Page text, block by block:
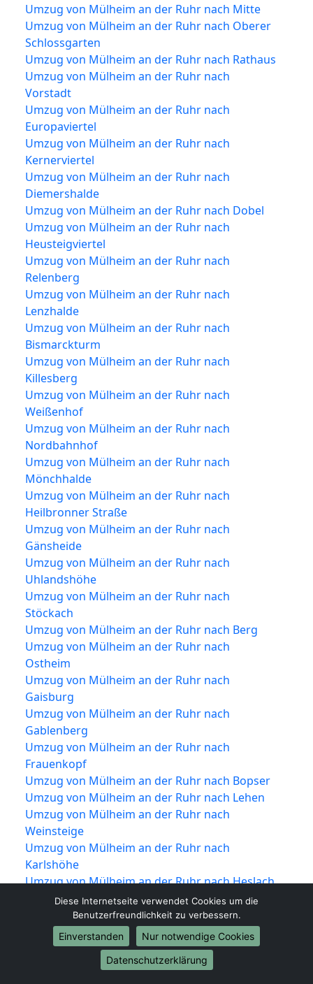
Umzug von Mülheim an der Ruhr nach Mitte
Umzug von Mülheim an der Ruhr nach Oberer
Schlossgarten
Umzug von Mülheim an der Ruhr nach Rathaus
Umzug von Mülheim an der Ruhr nach
Vorstadt
Umzug von Mülheim an der Ruhr nach
Europaviertel
Umzug von Mülheim an der Ruhr nach
Kernerviertel
Umzug von Mülheim an der Ruhr nach
Diemershalde
Umzug von Mülheim an der Ruhr nach Dobel
Umzug von Mülheim an der Ruhr nach
Heusteigviertel
Umzug von Mülheim an der Ruhr nach
Relenberg
Umzug von Mülheim an der Ruhr nach
Lenzhalde
Umzug von Mülheim an der Ruhr nach
Bismarckturm
Umzug von Mülheim an der Ruhr nach
Killesberg
Umzug von Mülheim an der Ruhr nach
Weißenhof
Umzug von Mülheim an der Ruhr nach
Nordbahnhof
Umzug von Mülheim an der Ruhr nach
Mönchhalde
Umzug von Mülheim an der Ruhr nach
Heilbronner Straße
Umzug von Mülheim an der Ruhr nach
Gänsheide
Umzug von Mülheim an der Ruhr nach
Uhlandshöhe
Umzug von Mülheim an der Ruhr nach
Stöckach
Umzug von Mülheim an der Ruhr nach Berg
Umzug von Mülheim an der Ruhr nach
Ostheim
Umzug von Mülheim an der Ruhr nach
Gaisburg
Umzug von Mülheim an der Ruhr nach
Gablenberg
Umzug von Mülheim an der Ruhr nach
Frauenkopf
Umzug von Mülheim an der Ruhr nach Bopser
Umzug von Mülheim an der Ruhr nach Lehen
Umzug von Mülheim an der Ruhr nach
Weinsteige
Umzug von Mülheim an der Ruhr nach
Karlshöhe
Umzug von Mülheim an der Ruhr nach Heslach
Umzug von Mülheim an der Ruhr nach
Umzug von Mülheim an der Ruhr nach
Kaltental
Umzug von Mülheim an der Ruhr nach
Diese Internetseite verwendet Cookies um die
Benutzerfreundlichkeit zu verbessern.
Einverstanden
Nur notwendige Cookies
Datenschutzerklärung